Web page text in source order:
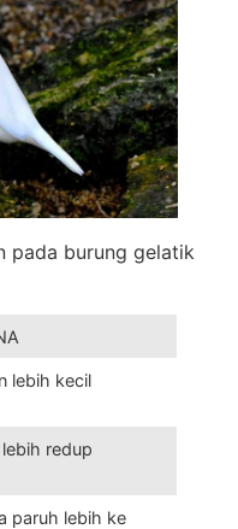
pada burung gelatik
lebih kecil
redup
paruh lebih ke